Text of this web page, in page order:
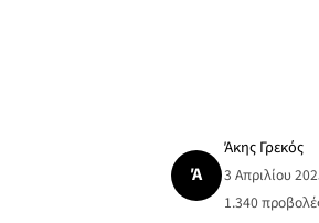
Ά
Άκης Γρεκός
3 Απριλίου
1.340